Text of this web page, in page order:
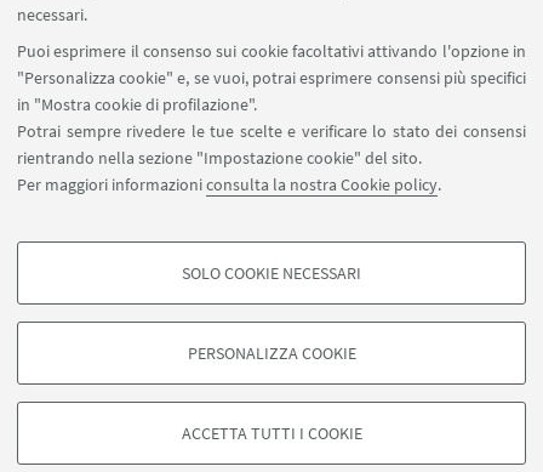
necessari.
Puoi esprimere il consenso sui cookie facoltativi attivando l'opzione in
"Personalizza cookie" e, se vuoi, potrai esprimere consensi più specifici
in "Mostra cookie di profilazione".
Potrai sempre rivedere le tue scelte e verificare lo stato dei consensi
rientrando nella sezione "Impostazione cookie" del sito.
Per maggiori informazioniconsulta la nostra Cookie policy.
COOKIE DI PROFILAZIONE - FACOLTATIVI
degli utenti, creare profili in base al loro comportamento sul sito, per analisi
di marketing.
Google/Youtube Video
SOLO COOKIE NECESSARI
PERSONALIZZA COOKIE
ACCETTA TUTTI I COOKIE
SEGUI UNIBO SU:
APP:
©Copyright 2026 - ALMA MATER STUDIORUM - Università di
Bologna - Via Zamboni, 33 - 40126 Bologna - PI: 01131710376 - CF:
80007010376
Privacy
Note legali
Informazioni sul sito e accessibilità
Impostazioni Cookie